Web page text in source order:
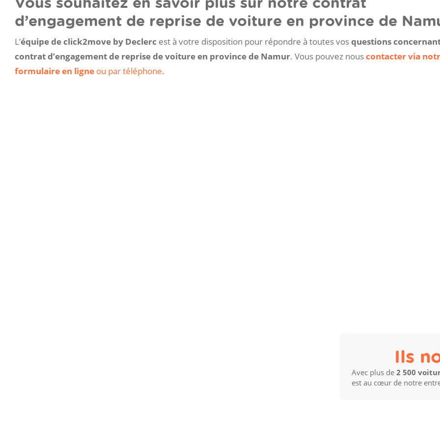
d’engagement de reprise de voiture en province de
L’équipe declick2move by Declerc est à votre disposition pour répondre à toutes vosquestions
contrat d’engagement de reprise de voiture en province de Namur. Vous pouvez nouscontacter via
formulaire en ligne ou par téléphone.
Ils
Avec plus de2 500
est au cœur de notre